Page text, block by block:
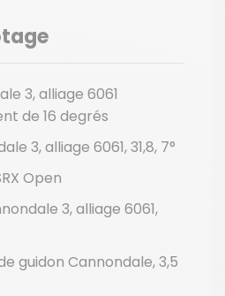
3, alliage 6061
de 16 degrés
3, alliage 6061, 31,8, 7°
Open
3, alliage 6061,
guidon Cannondale, 3,5